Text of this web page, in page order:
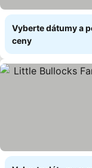
Vyberte dátumy a
ceny